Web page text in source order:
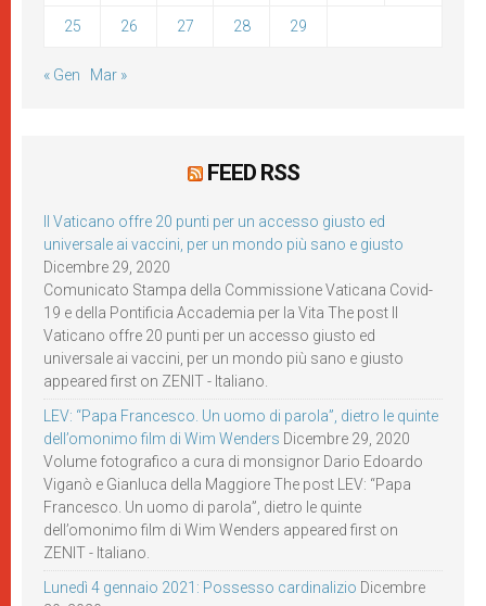
25 26 27 28 29
« Gen Mar »
FEED RSS
Il Vaticano offre 20 punti per un accesso giusto ed
universale ai vaccini, per un mondo più sano e giusto
Dicembre 29, 2020
Comunicato Stampa della Commissione Vaticana Covid-
19 e della Pontificia Accademia per la Vita The post Il
Vaticano offre 20 punti per un accesso giusto ed
universale ai vaccini, per un mondo più sano e giusto
appeared first on ZENIT - Italiano.
LEV: “Papa Francesco. Un uomo di parola”, dietro le quinte
dell’omonimo film di Wim Wenders Dicembre 29, 2020
Volume fotografico a cura di monsignor Dario Edoardo
Viganò e Gianluca della Maggiore The post LEV: “Papa
Francesco. Un uomo di parola”, dietro le quinte
dell’omonimo film di Wim Wenders appeared first on
ZENIT - Italiano.
Lunedì 4 gennaio 2021: Possesso cardinalizio Dicembre